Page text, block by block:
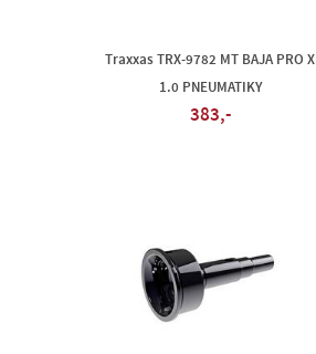
Traxxas TRX-9782 MT BAJA PRO X
1.0 PNEUMATIKY
383,-